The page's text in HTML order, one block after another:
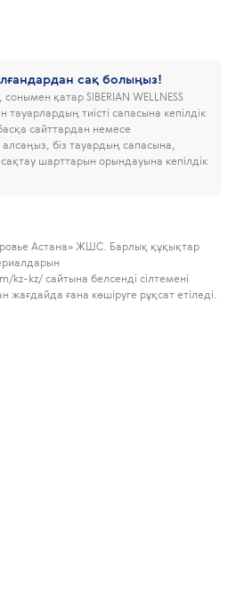
сақ болыңыз!
қатар SIBERIAN WELLNESS
тауарлардың тиісті сапасына кепілдік
сайттардан немесе
біз тауардың сапасына,
шарттарын орындауына кепілдік
Астана» ЖШС. Барлық құқықтар
kz/ сайтына белсенді сілтемені
жағдайда ғана көшіруге рұқсат етіледі.